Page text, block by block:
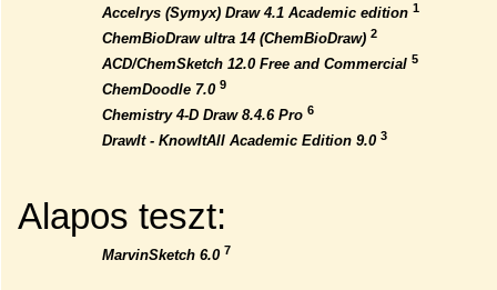
Accelrys (Symyx) Draw 4.1 Academic edition 1
ChemBioDraw ultra 14 (ChemBioDraw) 2
ACD/ChemSketch 12.0 Free and Commercial 5
ChemDoodle 7.0 9
Chemistry 4-D Draw 8.4.6 Pro 6
DrawIt - KnowItAll Academic Edition 9.0 3
Alapos teszt:
MarvinSketch 6.0 7